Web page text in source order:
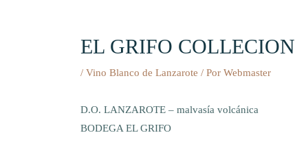
EL GRIFO COLLECION
/ Vino Blanco de Lanzarote / Por Webmaster
D.O. LANZAROTE – malvasía volcánica
BODEGA EL GRIFO